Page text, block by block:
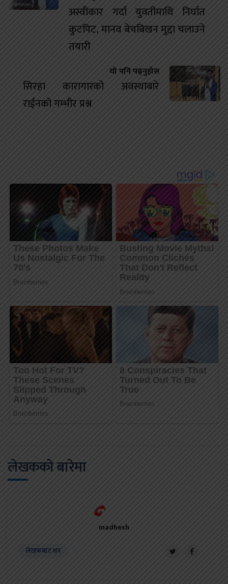
अस्वीकार गर्दा युवतीमाथि निर्घात
कुटपिट, मानव बेचबिखन मुद्दा चलाउने
तयारी
यो पनि पढ्नुहोस
सिरहा कारागारको अवस्थाबारे
राईनको गम्भीर प्रश्न
लेखकको बारेमा
madhesh
लेखकबाट थप